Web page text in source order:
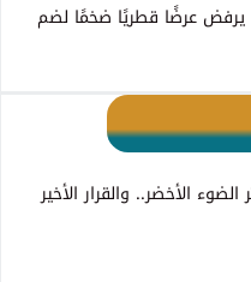
عرضًا قطريًا ضخمًا لضم
الضوء الأخضر.. والقرار الأخير